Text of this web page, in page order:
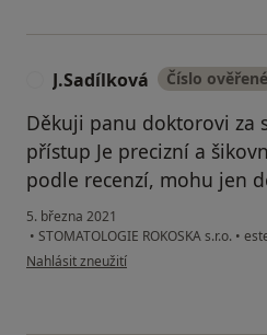
J.Sadílková Číslo ověřené
Děkuji panu doktorovi za
přístup Je precizní a
podle recenzí, mohu jen
5. března 2021
• STOMATOLOGIE ROKOSKA s.r.o. •
podle názoru uživatele J.Sadílková
Nahlásit zneužití